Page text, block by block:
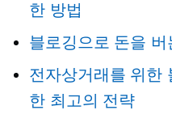
한 방법
블로깅으로 돈을 버
전자상거래를 위한
한 최고의 전략